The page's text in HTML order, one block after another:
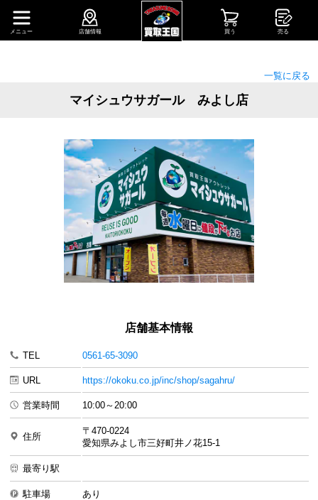
店舗情報 買う 売る
メニュー
一覧に戻る
マイシュウサガール みよし店
店舗基本情報
TEL 0561-65-3090
URL https://okoku.co.jp/inc/shop/sagahru/
営業時間 10:00～20:00
住所
〒470-0224
愛知県みよし市三好町井ノ花15-1
最寄り駅
駐車場 あり